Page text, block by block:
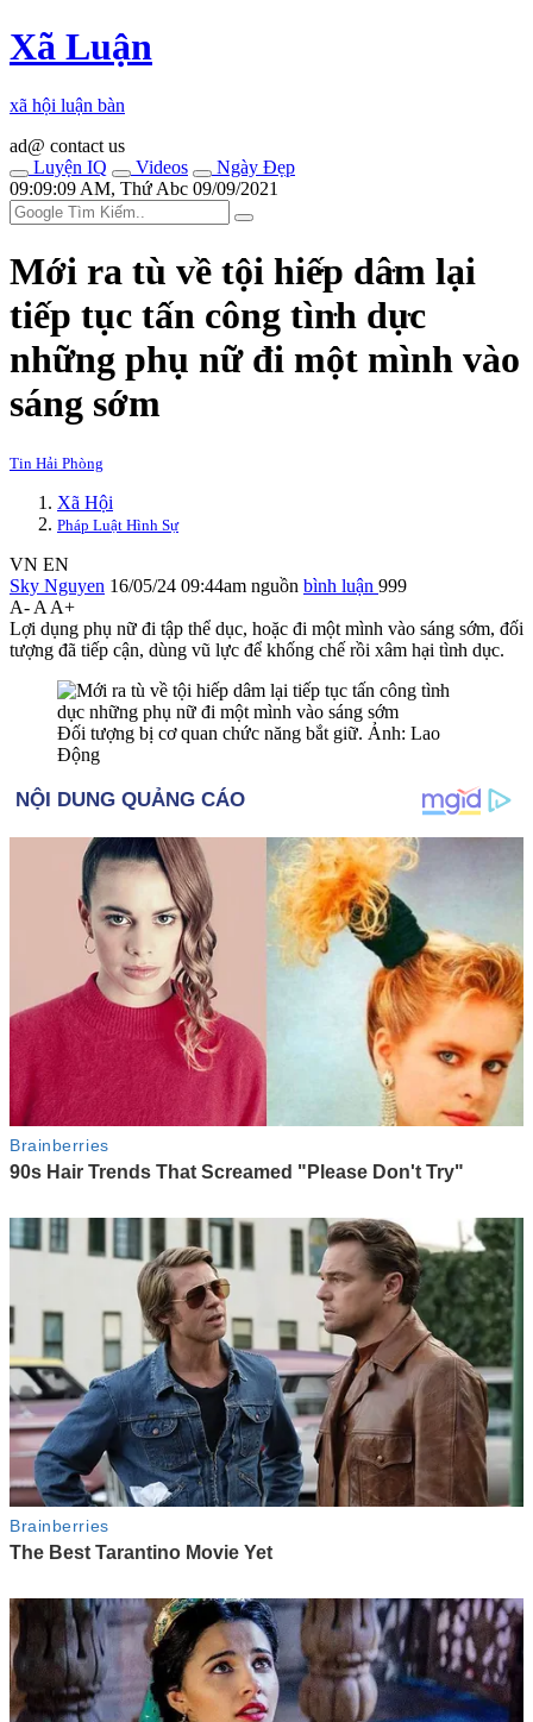
Xã Luận
xã hội luận bàn
ad@ contact us
Luyện IQ
Videos
Ngày Đẹp
09:09:09 AM, Thứ Abc 09/09/2021
Mới ra tù về tội hiế‌ּp dâ‌ּm lại
tiếp tục tấn công tìn‌ּh dụ‌ּc
những phụ nữ đi một mình vào
sáng sớm
Tin Hải Phòng
Xã Hội
Pháp Luật Hình Sự
VN EN
Sky Nguyen 16/05/24 09:44am nguồn bình luận 999
A- A A+
Lợi dụng phụ nữ đi tập thể dục, hoặc đi một mình vào sáng sớm, đối
tượng đã tiếp cận, dùng vũ lực để khống chế rồi xâ‌ּm hạ‌ּi tìn‌ּh dụ‌ּc.
Đối tượng bị cơ quan chức năng bắt giữ. Ảnh: Lao
Động